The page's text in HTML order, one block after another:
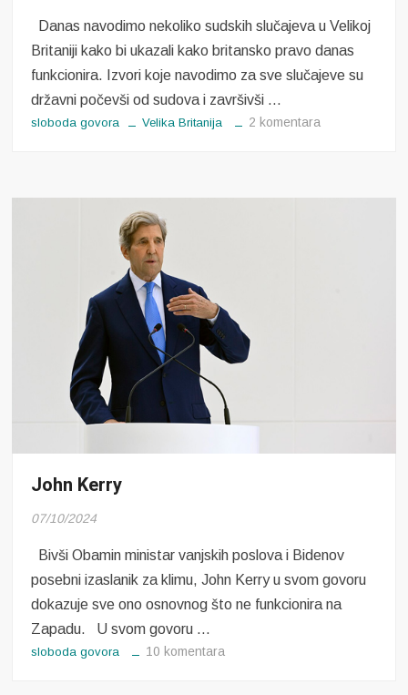
Danas navodimo nekoliko sudskih slučajeva u Velikoj
Britaniji kako bi ukazali kako britansko pravo danas
funkcionira. Izvori koje navodimo za sve slučajeve su
državni počevši od sudova i završivši …
sloboda govora Velika Britanija 2 komentara
John Kerry
07/10/2024
Bivši Obamin ministar vanjskih poslova i Bidenov
posebni izaslanik za klimu, John Kerry u svom govoru
dokazuje sve ono osnovnog što ne funkcionira na
Zapadu. U svom govoru …
sloboda govora 10 komentara